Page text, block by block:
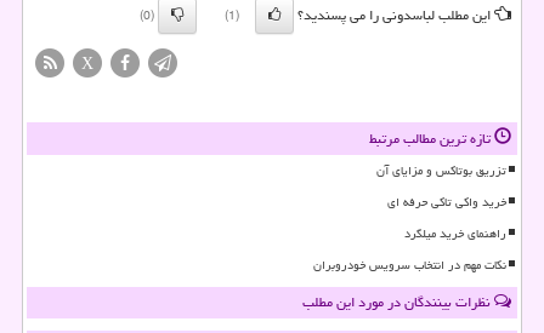
این مطلب لباسدونی را می پسندید؟
(1)
(0)
X
تازه ترین مطالب مرتبط
تزریق بوتاکس و مزایای آن
خرید واکی تاکی حرفه ای
راهنمای خرید میلگرد
نکات مهم در انتخاب سرویس خودروبران
نظرات بینندگان در مورد این مطلب